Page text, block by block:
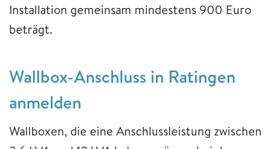
Installation gemeinsam mindestens 900 Euro
beträgt.
Wallbox-Anschluss in Ratingen
anmelden
Wallboxen, die eine Anschlussleistung zwischen